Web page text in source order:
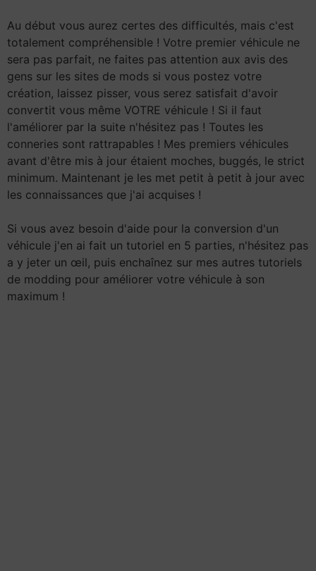
Au début vous aurez certes des difficultés, mais c'est
totalement compréhensible ! Votre premier véhicule ne
sera pas parfait, ne faites pas attention aux avis des
gens sur les sites de mods si vous postez votre
création, laissez pisser, vous serez satisfait d'avoir
convertit vous même VOTRE véhicule ! Si il faut
l'améliorer par la suite n'hésitez pas ! Toutes les
conneries sont rattrapables ! Mes premiers véhicules
avant d'être mis à jour étaient moches, buggés, le strict
minimum. Maintenant je les met petit à petit à jour avec
les connaissances que j'ai acquises !
Si vous avez besoin d'aide pour la conversion d'un
véhicule j'en ai fait un tutoriel en 5 parties, n'hésitez pas
a y jeter un œil, puis enchaînez sur mes autres tutoriels
de modding pour améliorer votre véhicule à son
maximum !